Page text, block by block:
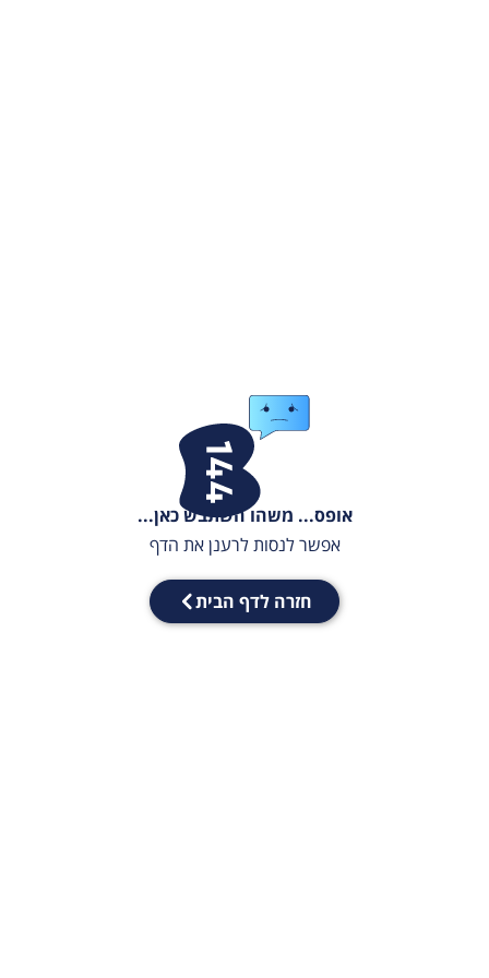
אופס... משהו השתבש כאן...
אפשר לנסות לרענן את הדף
חזרה לדף הבית